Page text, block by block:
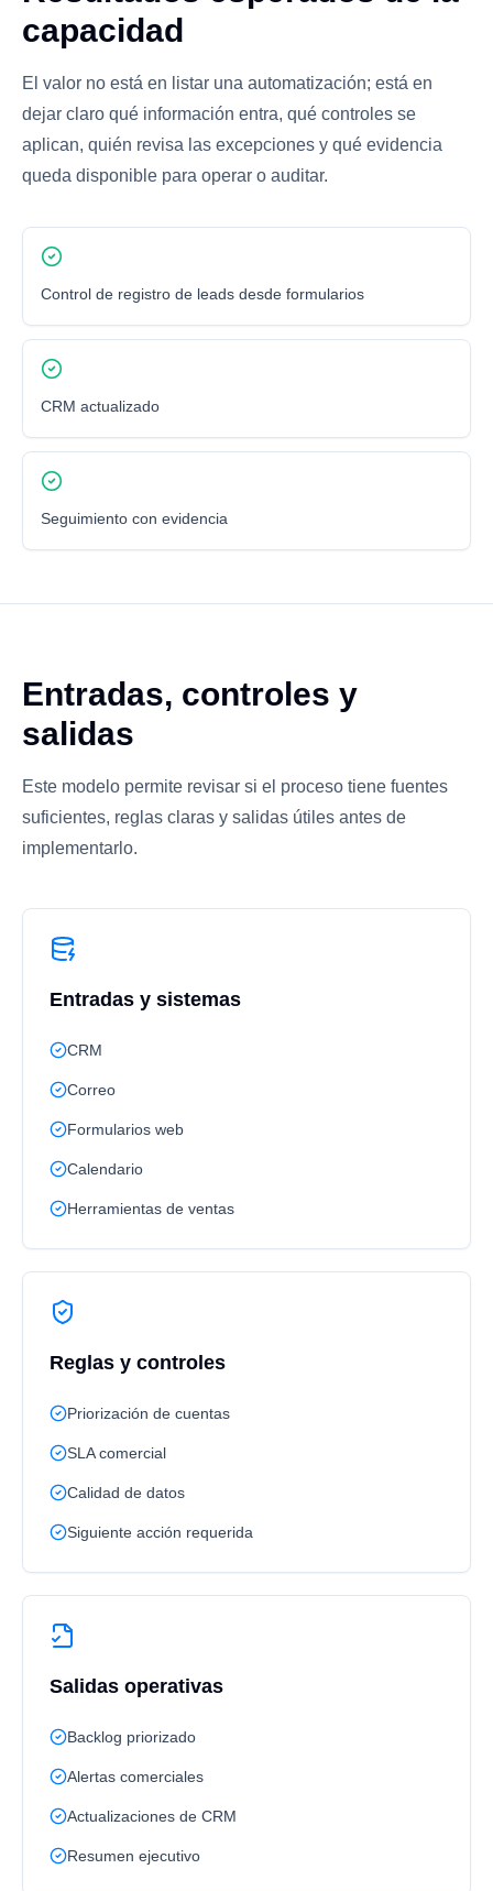
capacidad
El valor no está en listar una automatización; está en
dejar claro qué información entra, qué controles se
aplican, quién revisa las excepciones y qué evidencia
queda disponible para operar o auditar.
Control de registro de leads desde formularios
CRM actualizado
Seguimiento con evidencia
Entradas, controles y
salidas
Este modelo permite revisar si el proceso tiene fuentes
suficientes, reglas claras y salidas útiles antes de
implementarlo.
Entradas y sistemas
CRM
Correo
Formularios web
Calendario
Herramientas de ventas
Reglas y controles
Priorización de cuentas
SLA comercial
Calidad de datos
Siguiente acción requerida
Salidas operativas
Backlog priorizado
Alertas comerciales
Actualizaciones de CRM
Resumen ejecutivo